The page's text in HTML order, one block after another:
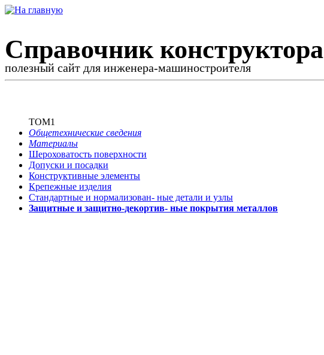
Справочник конструктора
полезный сайт для инженера-машиностроителя
ТОМ1
Общетехнические сведения
Материалы
Шероховатость поверхности
Допуски и посадки
Конструктивные элементы
Крепежные изделия
Стандартные и нормализован- ные детали и узлы
Защитные и защитно-декортив- ные покрытия металлов